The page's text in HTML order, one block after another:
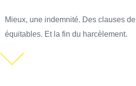
Mieux, une indemnité. Des clauses de
équitables. Et la fin du harcèlement.